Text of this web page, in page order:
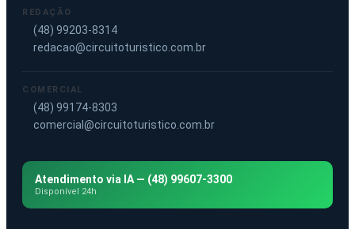
REDAÇÃO
(48) 99203-8314
redacao@circuitoturistico.com.br
COMERCIAL
(48) 99174-8303
comercial@circuitoturistico.com.br
Atendimento via IA — (48) 99607-3300
Disponível 24h